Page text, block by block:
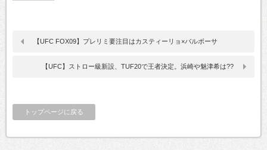
【UFC FOX09】プレリミ要注目はカスティーリョ×バルボーサ
【UFC】ストロー級新設、TUF20で王者決定。浜崎や魅津希は??
トップページに戻る